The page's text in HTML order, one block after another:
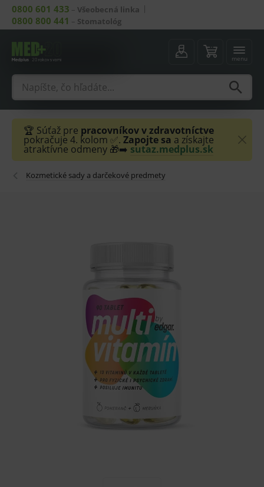
0800 601 433 – Všeobecná linka
0800 800 441 – Stomatológ
menu
🏆 Súťaž pre pracovníkov v zdravotníctve
pokračuje 4. kolom ✅. Zapojte sa a získajte
atraktívne odmeny 🎁➡️ sutaz.medplus.sk
Kozmetické sady a darčekové predmety